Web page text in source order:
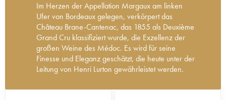
Im Herzen der Appellation Margaux am linken
Ufer von Bordeaux gelegen, verkörpert das
Château Brane-Cantenac, das 1855 als Deuxième
Grand Cru klassifiziert wurde, die Exzellenz der
großen Weine des Médoc. Es wird für seine
Finesse und Eleganz geschätzt, die heute unter der
Leitung von Henri Lurton gewährleistet werden.